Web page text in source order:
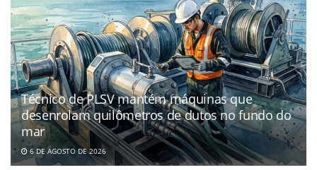
Técnico de PLSV mantém máquinas que
desenrolam quilômetros de dutos no fundo do
mar
6 DE AGOSTO DE 2026